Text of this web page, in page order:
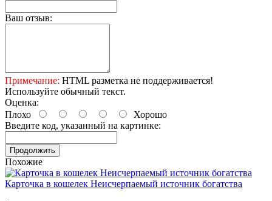
Ваш отзыв:
Примечание: HTML разметка не поддерживается!
Используйте обычный текст.
Оценка:
Плохо
Хорошо
Введите код, указанный на картинке:
Продолжить
Похожие
Карточка в кошелек Неисчерпаемый источник богатства